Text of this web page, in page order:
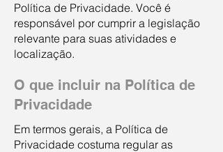
Política de Privacidade. Você é
responsável por cumprir a legislação
relevante para suas atividades e
localização.
O que incluir na Política de
Privacidade
Em termos gerais, a Política de
Privacidade costuma regular as